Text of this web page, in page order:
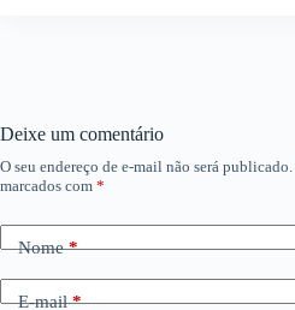
Deixe um comentário
O seu endereço de e-mail não será publicado.
marcados com *
Nome*
E-mail*